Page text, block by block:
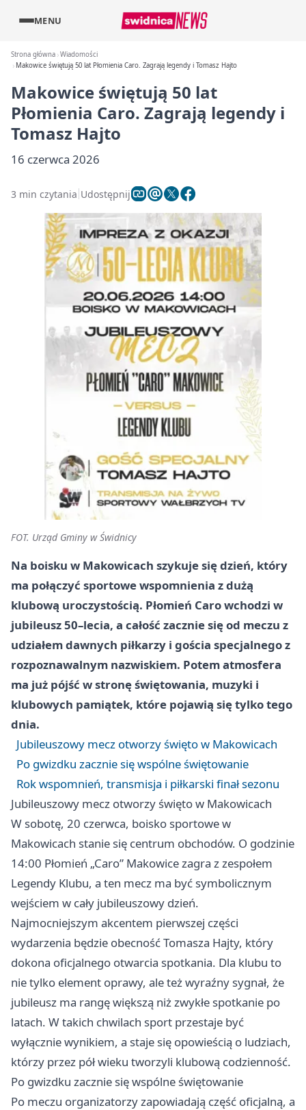
MENU
Strona główna Wiadomości
Makowice świętują 50 lat Płomienia Caro. Zagrają legendy i Tomasz Hajto
Makowice świętują 50 lat
Płomienia Caro. Zagrają legendy i
Tomasz Hajto
16 czerwca 2026
3 min czytania Udostępnij
FOT. Urząd Gminy w Świdnicy
Na boisku w Makowicach szykuje się dzień, który
ma połączyć sportowe wspomnienia z dużą
klubową uroczystością. Płomień Caro wchodzi w
jubileusz 50–lecia, a całość zacznie się od meczu z
udziałem dawnych piłkarzy i gościa specjalnego z
rozpoznawalnym nazwiskiem. Potem atmosfera
ma już pójść w stronę świętowania, muzyki i
klubowych pamiątek, które pojawią się tylko tego
dnia.
Jubileuszowy mecz otworzy święto w Makowicach
Po gwizdku zacznie się wspólne świętowanie
Rok wspomnień, transmisja i piłkarski finał sezonu
Jubileuszowy mecz otworzy święto w Makowicach
W sobotę, 20 czerwca, boisko sportowe w
Makowicach stanie się centrum obchodów. O godzinie
14:00 Płomień „Caro” Makowice zagra z zespołem
Legendy Klubu, a ten mecz ma być symbolicznym
wejściem w cały jubileuszowy dzień.
Najmocniejszym akcentem pierwszej części
wydarzenia będzie obecność Tomasza Hajty, który
dokona oficjalnego otwarcia spotkania. Dla klubu to
nie tylko element oprawy, ale też wyraźny sygnał, że
jubileusz ma rangę większą niż zwykłe spotkanie po
latach. W takich chwilach sport przestaje być
wyłącznie wynikiem, a staje się opowieścią o ludziach,
którzy przez pół wieku tworzyli klubową codzienność.
Po gwizdku zacznie się wspólne świętowanie
Po meczu organizatorzy zapowiadają część oficjalną, a